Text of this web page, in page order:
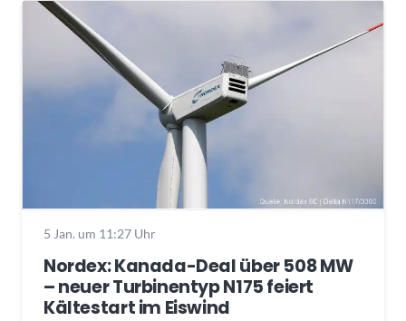
5 Jan. um 11:27 Uhr
Nordex: Kanada-Deal über 508 MW
– neuer Turbinentyp N175 feiert
Kältestart im Eiswind